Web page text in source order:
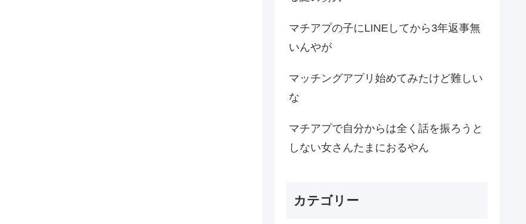
マチアプの子にLINEしてから3年返事無
いんやが
マッチングアプリ始めてみたけど難しい
な
マチアプで自分からは全く話を振ろうと
しない女さんたまにおるやん
カテゴリー